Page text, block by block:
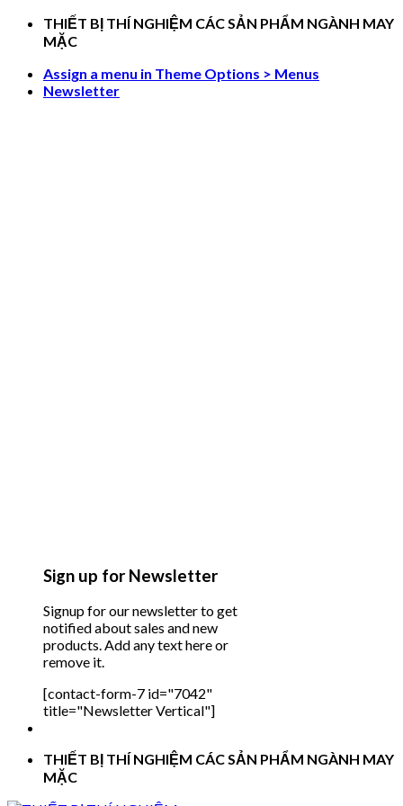
Skip
THIẾT BỊ THÍ NGHIỆM CÁC SẢN PHẨM NGÀNH MAY
MẶC
Assign a menu in Theme Options > Menus
Newsletter
Sign up for Newsletter
Signup for our newsletter to get
notified about sales and new
products. Add any text here or
remove it.
[contact-form-7 id="7042"
title="Newsletter Vertical"]
THIẾT BỊ THÍ NGHIỆM CÁC SẢN PHẨM NGÀNH MAY
MẶC